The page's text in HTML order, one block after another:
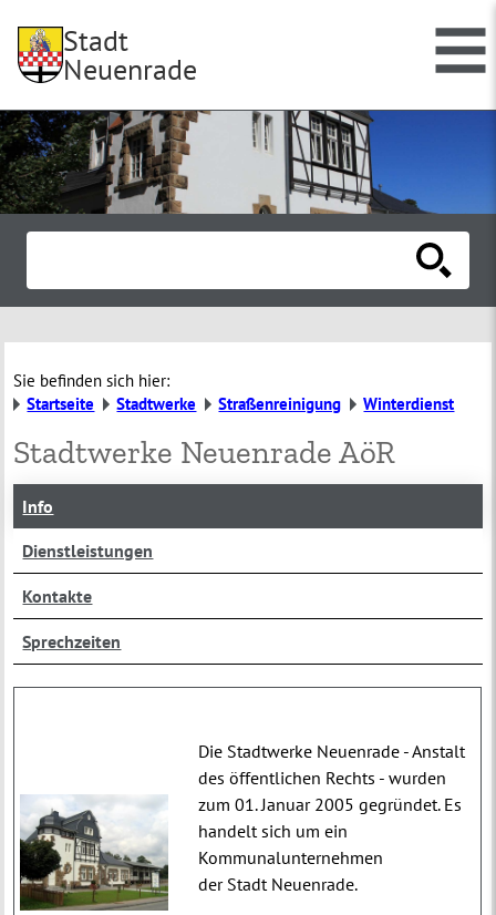
Stadt
Neuenrade
Sie befinden sich hier:
Startseite
Stadtwerke Straßenreinigung Winterdienst
Stadtwerke Neuenrade AöR
Info
Dienstleistungen
Kontakte
Sprechzeiten
Die Stadtwerke Neuenrade - Anstalt
des öffentlichen Rechts - wurden
zum 01. Januar 2005 gegründet. Es
handelt sich um ein
Kommunalunternehmen
der Stadt Neuenrade.